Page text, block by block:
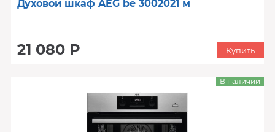
Духовой шкаф AEG be 3002021 м
21 080 Р Купить
В наличии